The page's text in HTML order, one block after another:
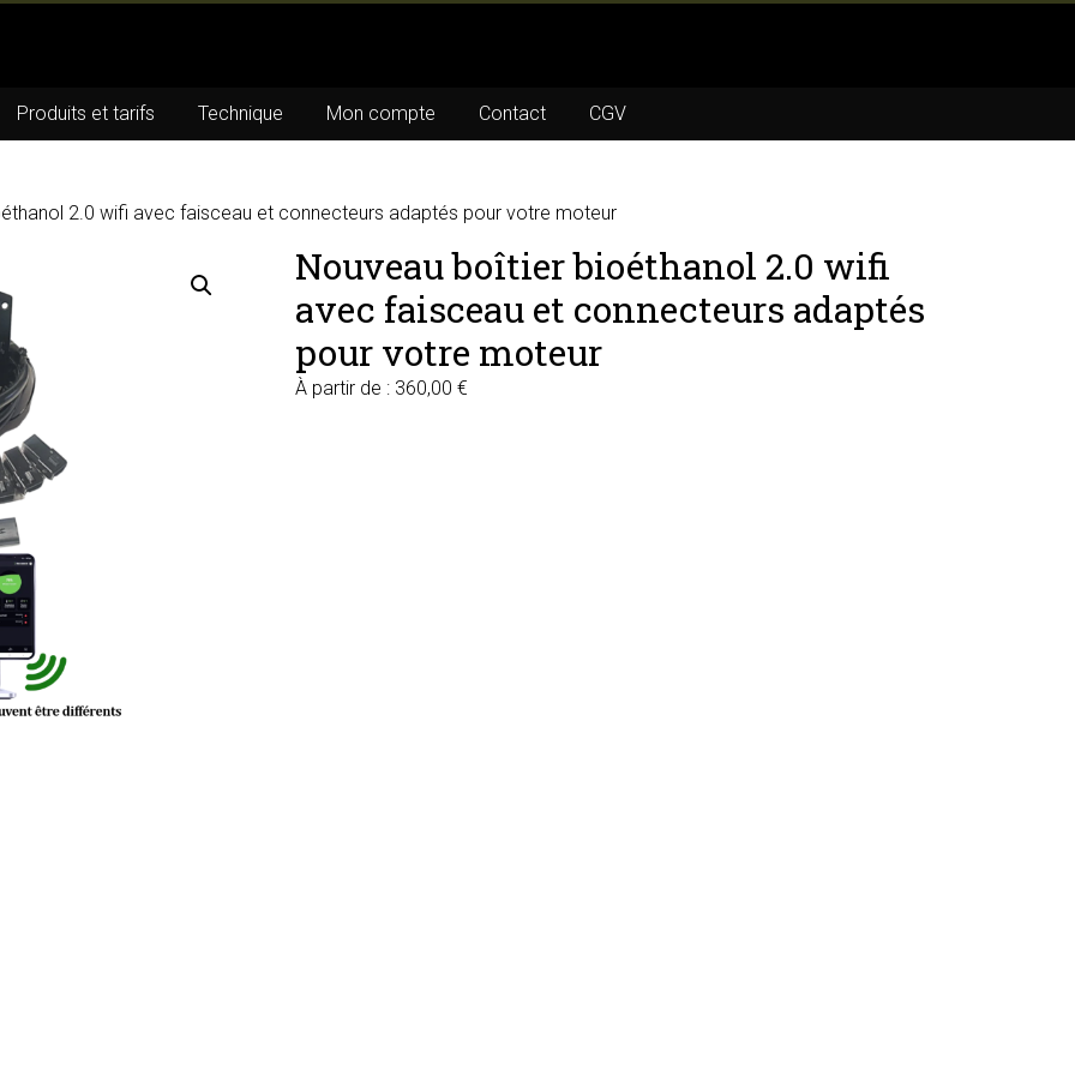
Produits et tarifs Technique Mon compte Contact CGV
2.0 wifi avec faisceau et connecteurs adaptés pour votre moteur
Nouveau boîtier bioéthanol 2.0 wifi
avec faisceau et connecteurs adaptés
pour votre moteur
À partir de : 360,00 €